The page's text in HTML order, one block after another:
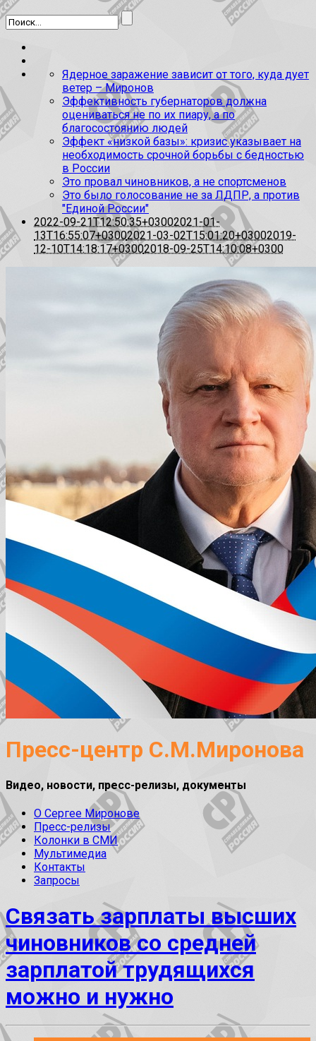
Ядерное заражение зависит от того, куда дует
ветер – Миронов
Эффективность губернаторов должна
оцениваться не по их пиару, а по
благосостоянию людей
Эффект «низкой базы»: кризис указывает на
необходимость срочной борьбы с бедностью
в России
Это провал чиновников, а не спортсменов
Это было голосование не за ЛДПР, а против
"Единой России"
2022-09-21T12:50:35+03002021-01-
13T16:55:07+03002021-03-02T15:01:20+03002019-
12-10T14:18:17+03002018-09-25T14:10:08+0300
Пресс-центр С.М.Миронова
Видео, новости, пресс-релизы, документы
О Сергее Миронове
Пресс-релизы
Колонки в СМИ
Мультимедиа
Контакты
Запросы
Связать зарплаты высших
чиновников со средней
зарплатой трудящихся
можно и нужно